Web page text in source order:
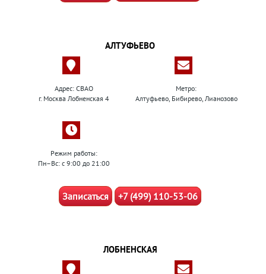
АЛТУФЬЕВО
Адрес: СВАО
г. Москва Лобненская 4
Метро:
Алтуфьево, Бибирево, Лианозово
Режим работы:
Пн–Вс: с 9:00 до 21:00
Записаться +7 (499) 110-53-06
ЛОБНЕНСКАЯ